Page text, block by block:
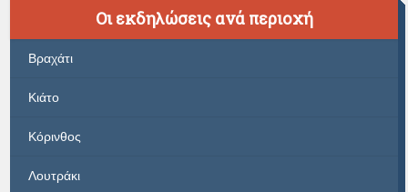
Οι εκδηλώσεις ανά περιοχή
Βραχάτι
Κιάτο
Κόρινθος
Λουτράκι